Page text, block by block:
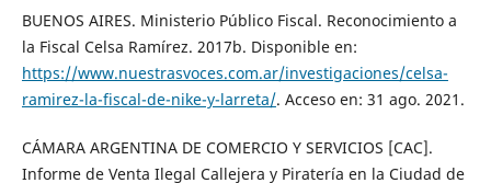
BUENOS AIRES. Ministerio Público Fiscal. Reconocimiento a
la Fiscal Celsa Ramírez. 2017b. Disponible en:
https://www.nuestrasvoces.com.ar/investigaciones/celsa-
ramirez-la-fiscal-de-nike-y-larreta/. Acceso en: 31 ago. 2021.
CÁMARA ARGENTINA DE COMERCIO Y SERVICIOS [CAC].
Informe de Venta Ilegal Callejera y Piratería en la Ciudad de